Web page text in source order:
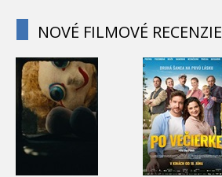
NOVÉ FILMOVÉ RECENZIE